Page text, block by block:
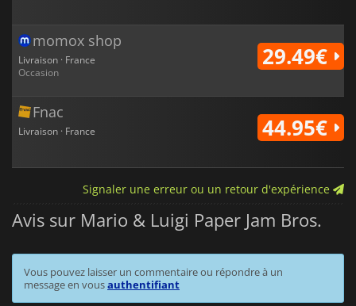
momox shop
Livraison · France
Occasion
29.49€
Fnac
Livraison · France 44.95€
Signaler une erreur ou un retour d'expérience
Avis sur Mario & Luigi Paper Jam Bros.
Vous pouvez laisser un commentaire ou répondre à un
message en vousauthentifiant